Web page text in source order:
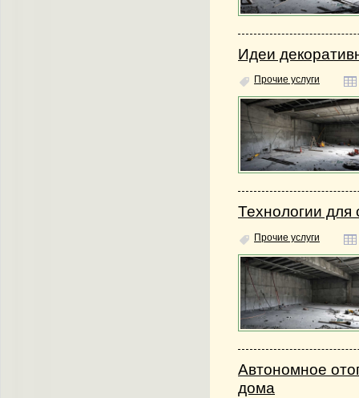
Идеи
Прочие услуги
Технологии для
Прочие услуги
Автономное
дома